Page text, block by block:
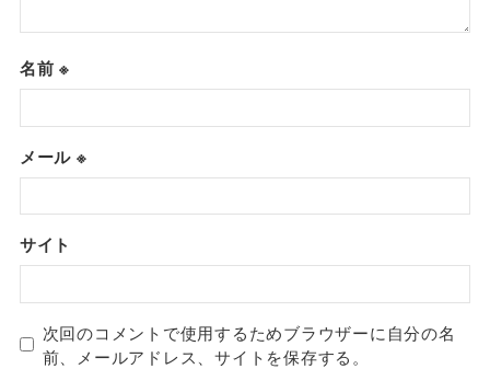
名前※
メール ※
サイト
次回のコメントで使用するためブラウザーに自分の名
前、メールアドレス、サイトを保存する。